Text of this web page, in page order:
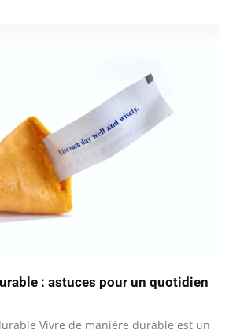
: astuces pour un quotidien
Vivre de manière durable est un